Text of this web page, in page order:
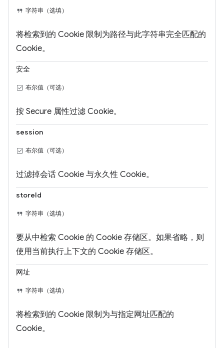
字符串（选填）
将检索到的 Cookie 限制为路径与此字符串完全匹配的
Cookie。
安全
布尔值（可选）
按 Secure 属性过滤 Cookie。
session
布尔值（可选）
过滤掉会话 Cookie 与永久性 Cookie。
storeId
字符串（选填）
要从中检索 Cookie 的 Cookie 存储区。如果省略，则
使用当前执行上下文的 Cookie 存储区。
网址
字符串（选填）
将检索到的 Cookie 限制为与指定网址匹配的
Cookie。